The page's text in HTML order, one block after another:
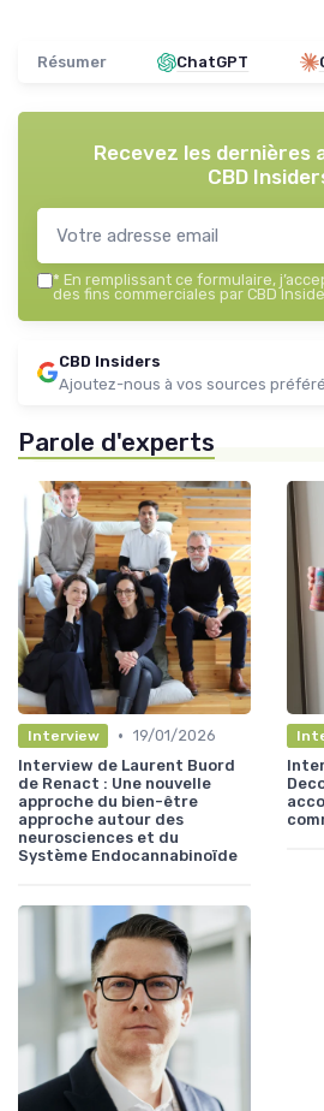
Résumer ChatGPT
Recevez les dernières
CBD
* En remplissant ce formulaire,
des fins commerciales par CBD
CBD Insiders
Ajoutez-nous à vos sources
Parole d'experts
Interview • 19/01/2026
Interview de Laurent Buord
de Renact : Une nouvelle
approche du bien-être
approche autour des
neurosciences et du
Système Endocannabinoïde